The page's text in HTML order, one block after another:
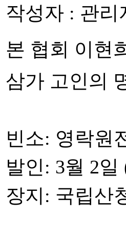
작성자 : 관리
본 협회 이현
삼가 고인의
빈소: 영락원
발인: 3월 2일
장지: 국립산